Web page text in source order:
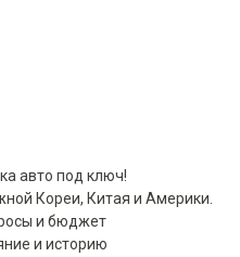
авто под ключ!
Кореи, Китая и Америки.
и бюджет
и историю